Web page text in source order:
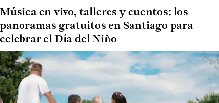
Música en vivo, talleres y cuentos: los
panoramas gratuitos en Santiago para
celebrar el Día del Niño